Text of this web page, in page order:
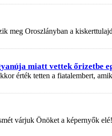
meg Oroszlányban a
miatt vettek őrizetbe
érték tetten a fiatalembert,
várjuk Önöket a képernyők elé!